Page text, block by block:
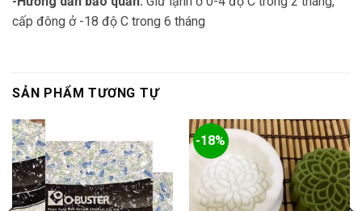
cấp đông ở -18 độ C trong 6 tháng
SẢN PHẨM TƯƠNG TỰ
-18%